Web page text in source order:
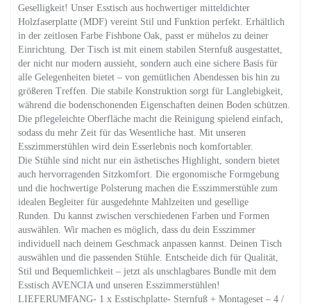
Geselligkeit! Unser Esstisch aus hochwertiger mitteldichter
Holzfaserplatte (MDF) vereint Stil und Funktion perfekt. Erhältlich
in der zeitlosen Farbe Fishbone Oak, passt er mühelos zu deiner
Einrichtung. Der Tisch ist mit einem stabilen Sternfuß ausgestattet,
der nicht nur modern aussieht, sondern auch eine sichere Basis für
alle Gelegenheiten bietet – von gemütlichen Abendessen bis hin zu
größeren Treffen. Die stabile Konstruktion sorgt für Langlebigkeit,
während die bodenschonenden Eigenschaften deinen Boden schützen.
Die pflegeleichte Oberfläche macht die Reinigung spielend einfach,
sodass du mehr Zeit für das Wesentliche hast. Mit unseren
Esszimmerstühlen wird dein Esserlebnis noch komfortabler.
Die Stühle sind nicht nur ein ästhetisches Highlight, sondern bietet
auch hervorragenden Sitzkomfort. Die ergonomische Formgebung
und die hochwertige Polsterung machen die Esszimmerstühle zum
idealen Begleiter für ausgedehnte Mahlzeiten und gesellige
Runden. Du kannst zwischen verschiedenen Farben und Formen
auswählen. Wir machen es möglich, dass du dein Esszimmer
individuell nach deinem Geschmack anpassen kannst. Deinen Tisch
auswählen und die passenden Stühle. Entscheide dich für Qualität,
Stil und Bequemlichkeit – jetzt als unschlagbares Bundle mit dem
Esstisch AVENCIA und unseren Esszimmerstühlen!
LIEFERUMFANG- 1 x Esstischplatte- Sternfuß + Montageset – 4 /